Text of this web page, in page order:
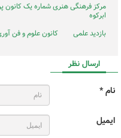
مرکز فرهنگی هنری شماره یک کانون
ابرکوه
بازدید علمی
کانون علوم و فن
ارسال نظر
نام *
ایمیل